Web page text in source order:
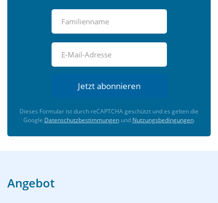
Jetzt abonnieren
Dieses Formular ist durch reCAPTCHA geschützt und es gelten die
Google Datenschutzbestimmungenund Nutzungsbedingungen.
Angebot